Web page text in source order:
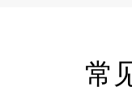
常